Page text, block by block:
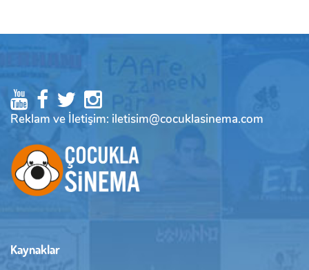
Reklam ve İletişim: iletisim@cocuklasinema.com
Kaynaklar